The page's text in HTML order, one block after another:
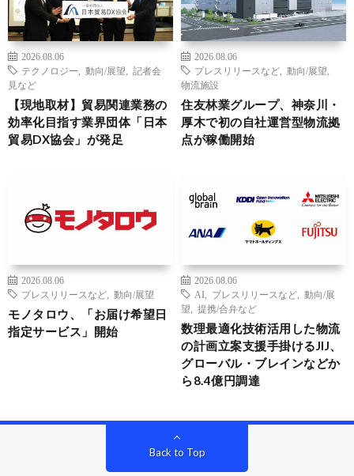
2026.08.06
テクノロジー
動向/展望
記者会
見など
【現地取材】貿易関連業務の
効率化目指す業界団体「日本
貿易DX協会」が発足
2026.08.06
プレスリリースなど
動向/展望
物流施設
住友林業グループ、神奈川・
厚木で初の自社運営型物流拠
点が稼働開始
2026.08.06
プレスリリースなど
動向/展望
モノタロウ、「お届け希望日
指定サービス」開始
2026.08.06
AI
プレスリリースなど
動向/展
望
提携/合弁など
数理最適化技術活用した物流
の計画立案支援手掛けるJIJ、
グローバル・ブレインなどか
ら8.4億円調達
Back to Top